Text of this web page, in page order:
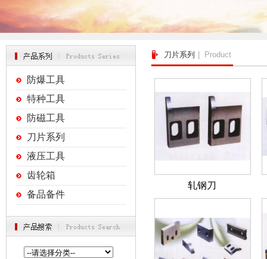
防爆工具
特种工具
防磁工具
刀片系列
液压工具
齿轮箱
备品备件
刀片系列 | Product
轧钢刀